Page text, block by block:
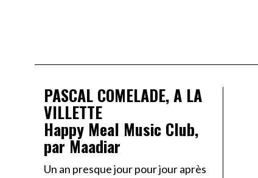
PASCAL COMELADE, A LA
VILLETTE
Happy Meal Music Club,
par Maadiar
Un an presque jour pour jour après